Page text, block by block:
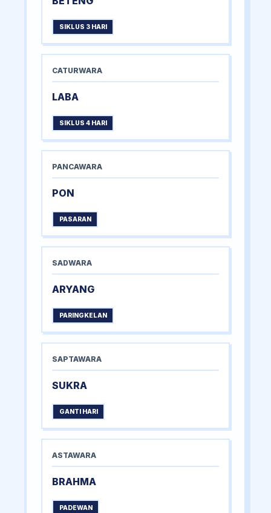
SIKLUS 3 HARI
CATURWARA
LABA
SIKLUS 4 HARI
PANCAWARA
PON
PASARAN
SADWARA
ARYANG
PARINGKELAN
SAPTAWARA
SUKRA
GANTI HARI
ASTAWARA
BRAHMA
PADEWAN